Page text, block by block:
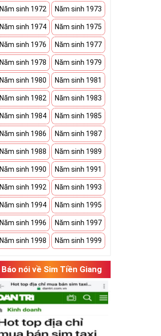
Năm sinh 1972 Năm sinh 1973
Năm sinh 1974 Năm sinh 1975
Năm sinh 1976 Năm sinh 1977
Năm sinh 1978 Năm sinh 1979
Năm sinh 1980 Năm sinh 1981
Năm sinh 1982 Năm sinh 1983
Năm sinh 1984 Năm sinh 1985
Năm sinh 1986 Năm sinh 1987
Năm sinh 1988 Năm sinh 1989
Năm sinh 1990 Năm sinh 1991
Năm sinh 1992 Năm sinh 1993
Năm sinh 1994 Năm sinh 1995
Năm sinh 1996 Năm sinh 1997
Năm sinh 1998 Năm sinh 1999
Báo nói về Sim Tiền Giang